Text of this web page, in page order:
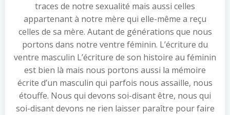
traces de notre sexualité mais aussi celles
appartenant à notre mère qui elle-même a reçu
celles de sa mère. Autant de générations que nous
portons dans notre ventre féminin. L’écriture du
ventre masculin L’écriture de son histoire au féminin
est bien là mais nous portons aussi la mémoire
écrite d’un masculin qui parfois nous assaille, nous
étouffe. Nous qui devons soi-disant être, nous qui
soi-disant devons ne rien laisser paraître pour faire